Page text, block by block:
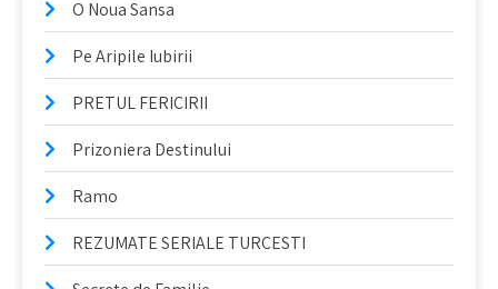
O Noua Sansa
Pe Aripile Iubirii
PRETUL FERICIRII
Prizoniera Destinului
Ramo
REZUMATE SERIALE TURCESTI